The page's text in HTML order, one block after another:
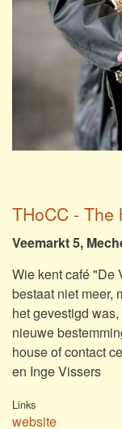
THoCC - The
Veemarkt 5,
Wie kent café "De
bestaat niet meer,
het gevestigd
nieuwe
house of contact
en Inge Vissers
Links
website